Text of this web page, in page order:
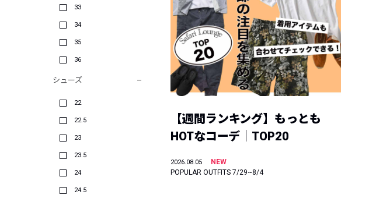
33
34
35
36
シューズ
22
22.5
23
23.5
24
24.5
【週間ランキング】もっとも
HOTなコーデ｜TOP20
2026.08.05
NEW
POPULAR OUTFITS 7/29~8/4